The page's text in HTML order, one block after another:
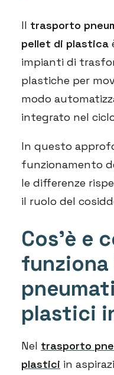
Il trasporto
pellet di plastica
impianti di
plastiche per
modo
integrato nel
In questo
funzionamento
le differenze
il ruolo del
Cos’è e
plastici
Nel trasporto
plastici in